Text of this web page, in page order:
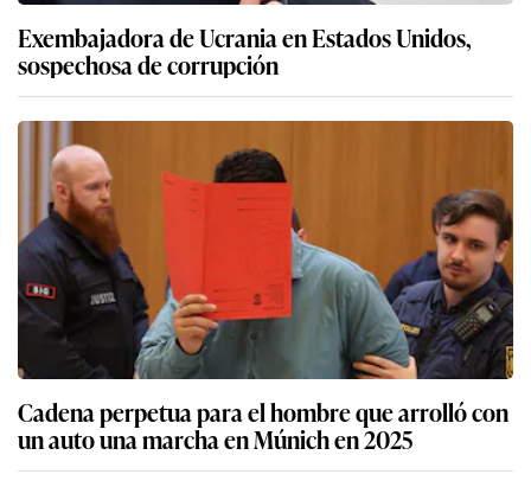
Exembajadora de Ucrania en Estados Unidos,
sospechosa de corrupción
Cadena perpetua para el hombre que arrolló con
un auto una marcha en Múnich en 2025